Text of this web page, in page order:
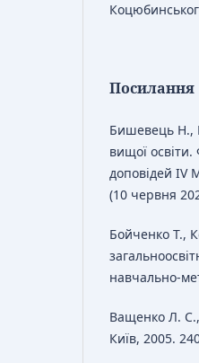
Посилання
Бишевець Н.,
вищої освіти.
доповідей IV
(10 червня
Бойченко Т.,
навчально-
Ващенко Л.
Київ, 2005.